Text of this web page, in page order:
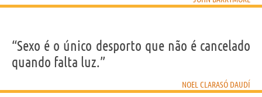
“Sexo é o único desporto que não é cancelado
quando falta luz.”
NOEL CLARASÓ DAUDÍ